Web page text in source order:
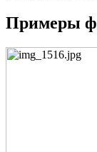
Примеры